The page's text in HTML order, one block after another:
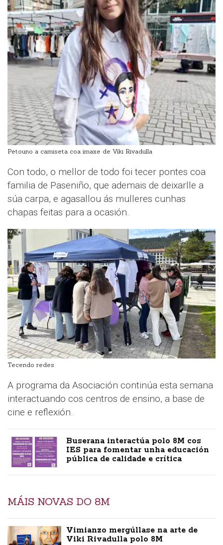
Petouno a camiseta coa imaxe de Viki Rivadulla
Con todo, o mellor de todo foi tecer pontes coa
familia de Paseniño, que ademais de deixarlle a
súa carpa, e agasallou ás mulleres cunhas
chapas feitas para a ocasión.
Tecendo redes
A programa da Asociación continúa esta semana
interactuando cos centros de ensino, a base de
cine e reflexión.
Buserana interactúa polo 8M cos
IES para fomentar unha educación
pública de calidade e crítica
MÁIS NOVAS DO 8M
Vimianzo mergúllase na arte de
Viki Rivadulla polo 8M